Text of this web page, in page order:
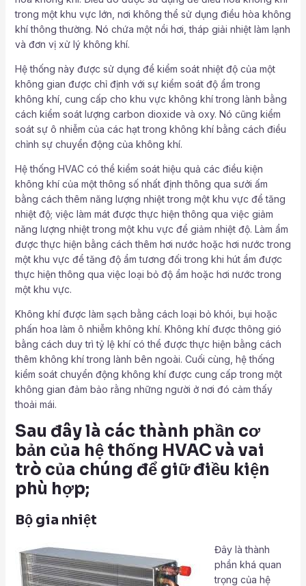
trong một khu vực lớn, nơi không thể sử dụng điều hòa không
khí thông thường. Nó chứa một nồi hơi, tháp giải nhiệt làm lạnh
và đơn vị xử lý không khí.
Hệ thống này được sử dụng để kiểm soát nhiệt độ của một
không gian được chỉ định với sự kiểm soát độ ẩm trong
không khí, cung cấp cho khu vực không khí trong lành bằng
cách kiểm soát lượng carbon dioxide và oxy. Nó cũng kiểm
soát sự ô nhiễm của các hạt trong không khí bằng cách điều
chỉnh sự chuyển động của không khí.
Hệ thống HVAC có thể kiểm soát hiệu quả các điều kiện
không khí của một thông số nhất định thông qua sưởi ấm
bằng cách thêm năng lượng nhiệt trong một khu vực để tăng
nhiệt độ; việc làm mát được thực hiện thông qua việc giảm
năng lượng nhiệt trong một khu vực để giảm nhiệt độ. Làm ẩm
được thực hiện bằng cách thêm hơi nước hoặc hơi nước trong
một khu vực để tăng độ ẩm tương đối trong khi hút ẩm được
thực hiện thông qua việc loại bỏ độ ẩm hoặc hơi nước trong
một khu vực.
Không khí được làm sạch bằng cách loại bỏ khói, bụi hoặc
phấn hoa làm ô nhiễm không khí. Không khí được thông gió
bằng cách duy trì tỷ lệ khí có thể được thực hiện bằng cách
thêm không khí trong lành bên ngoài. Cuối cùng, hệ thống
kiểm soát chuyển động không khí được cung cấp trong một
không gian đảm bảo rằng những người ở nơi đó cảm thấy
thoải mái.
Sau đây là các thành phần cơ
bản của hệ thống HVAC và vai
trò của chúng để giữ điều kiện
phù hợp;
Bộ gia nhiệt
Đây là thành
phần khá quan
trọng của hệ